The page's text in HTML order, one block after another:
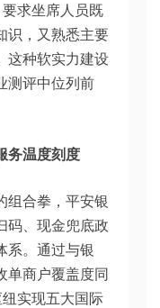
求坐席人员既
识，又熟悉主要
这种软实力建设
测评中位列前
务温度刻度
组合拳，平安银
码、现金兜底政
系。通过与银
单商户覆盖度同
实现五大国际